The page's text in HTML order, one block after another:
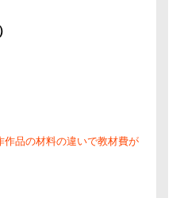
品の材料の違いで教材費が